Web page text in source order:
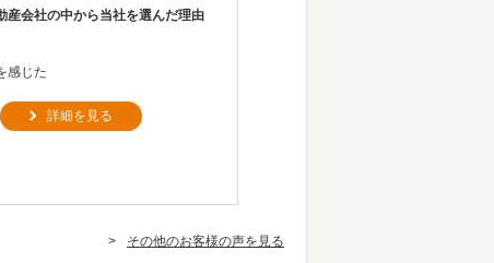
産会社の中から当社を選んだ理由
感じた
詳細を見る
その他のお客様の声を見る